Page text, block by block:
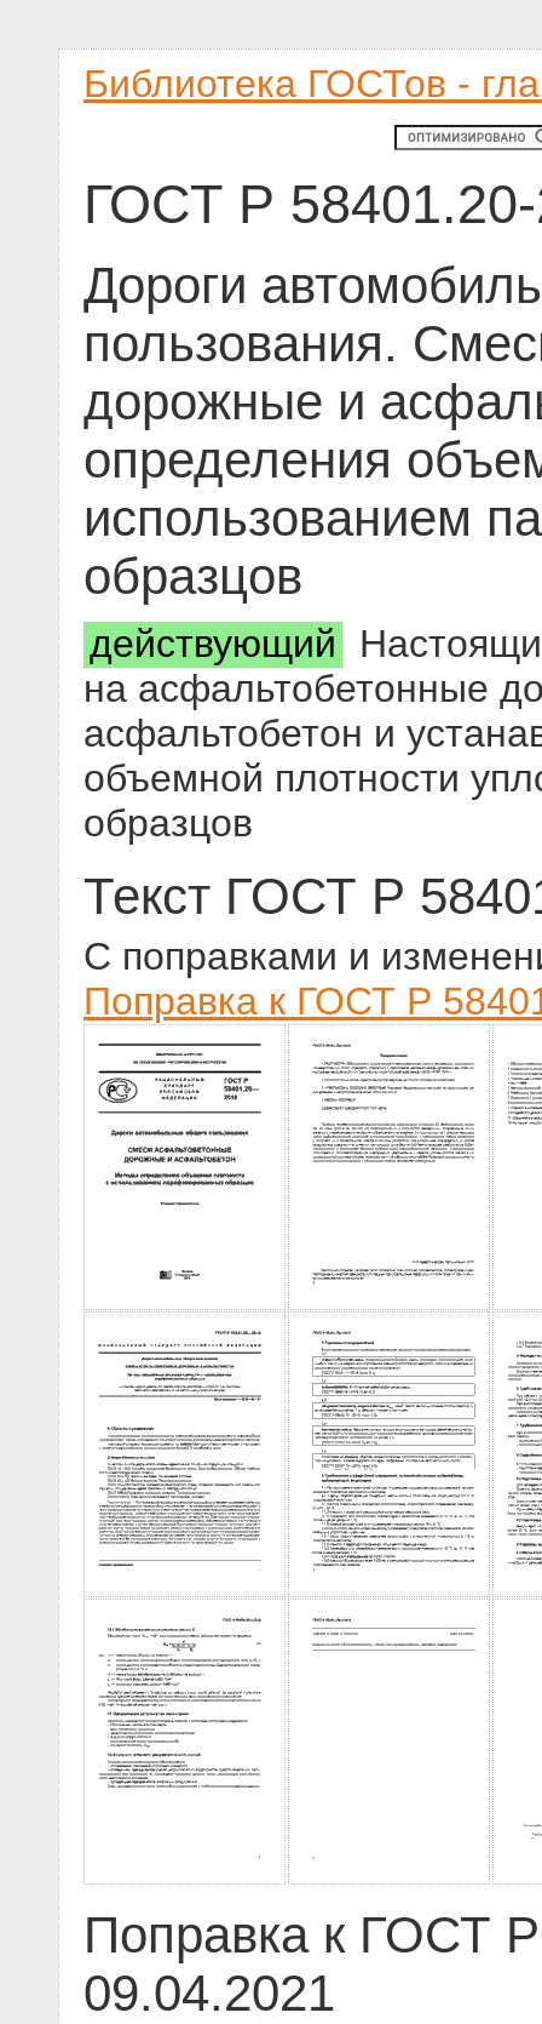
Библиотека ГОСТов -
ГОСТ Р
Дороги
пользования.
дорожные и
определения
использованием
образцов
действующий
на асфальтобетонные
асфальтобетон и
объемной плотности
образцов
Текст ГОСТ Р
С поправками и
Поправка к ГОСТ Р
Поправка к ГОСТ
09.04.2021